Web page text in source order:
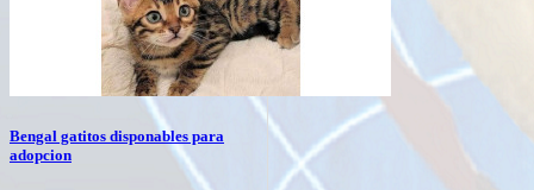
Bengal gatitos disponables para
adopcion